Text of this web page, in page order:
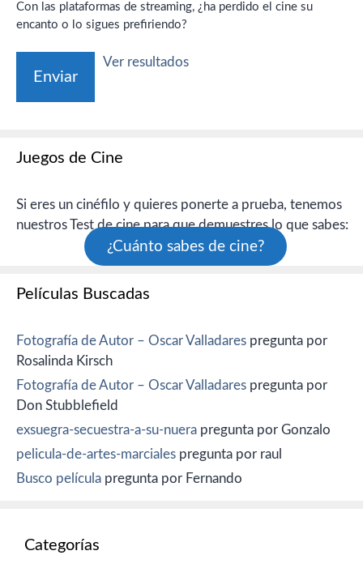
Con las plataformas de streaming, ¿ha perdido el cine su
encanto o lo sigues prefiriendo?
Ver resultados
Juegos de Cine
Si eres un cinéfilo y quieres ponerte a prueba, tenemos
nuestros Test de cine para que demuestres lo que sabes:
¿Cuánto sabes de cine?
Películas Buscadas
Fotografía de Autor – Oscar Valladares pregunta por
Rosalinda Kirsch
Fotografía de Autor – Oscar Valladares pregunta por
Don Stubblefield
exsuegra-secuestra-a-su-nuera pregunta por Gonzalo
pelicula-de-artes-marciales pregunta por raul
Busco película pregunta por Fernando
Categorías